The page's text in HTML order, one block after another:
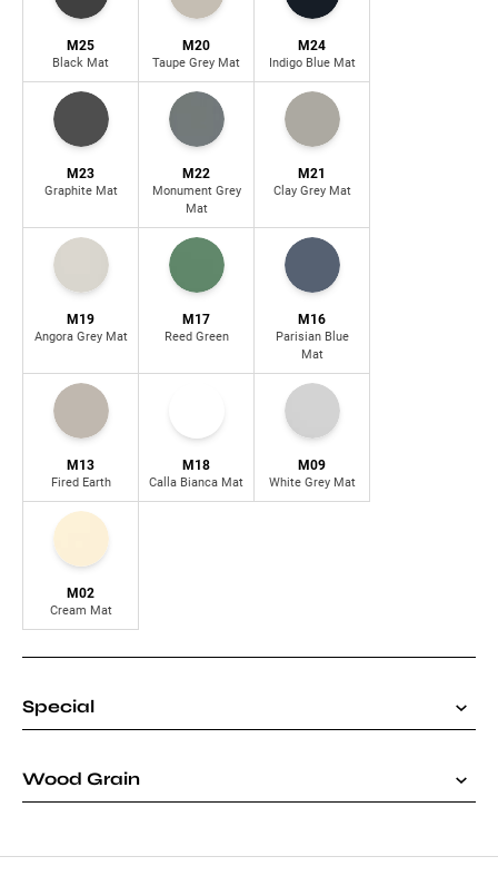
M25
Black Mat
M20
Taupe Grey Mat
M24
Indigo Blue Mat
M23
Graphite Mat
M22
Monument Grey
Mat
M21
Clay Grey Mat
M19
Angora Grey Mat
M17
Reed Green
M16
Parisian Blue
Mat
M13
Fired Earth
M18
Calla Bianca Mat
M09
White Grey Mat
M02
Cream Mat
Special
Wood Grain